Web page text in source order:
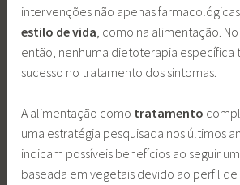
intervenções não apenas
estilo de vida , como na alimentação.
então, nenhuma dietoterapia específica
sucesso no tratamento dos sintomas.
A alimentação como tratamento
uma estratégia pesquisada nos últimos
indicam possíveis benefícios ao seguir
baseada em vegetais devido ao perfil